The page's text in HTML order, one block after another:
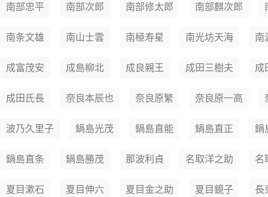
南部忠平 南部次郎 南部修太郎 南部麒次郎
南条文雄 南山士雲 南極寿星 南光坊天海 南
成富茂安 成島柳北 成良親王 成田三樹夫 成
成田氏長 奈良本辰也 奈良原繁 奈良原一高
波乃久里子 鍋島光茂 鍋島直能 鍋島直正 鍋
鍋島直条 鍋島勝茂 那波利貞 名取洋之助 名
夏目漱石 夏目伸六 夏目金之助 夏目鏡子 長